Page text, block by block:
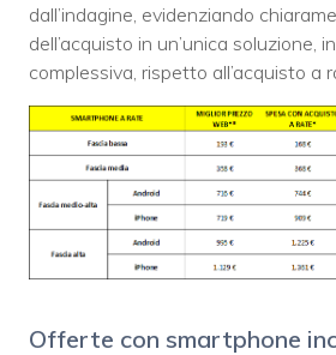
dall’indagine, evidenziando
dell’acquisto in un’unica soluzione,
complessiva, rispetto all’acquisto a
Offerte con smartphone